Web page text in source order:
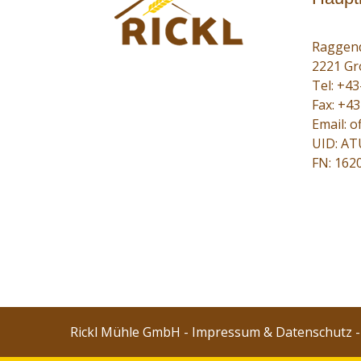
2221
Tel:
Fax:
Email:
UID:
FN:
Rickl Mühle GmbH - Impressum & Datenschutz